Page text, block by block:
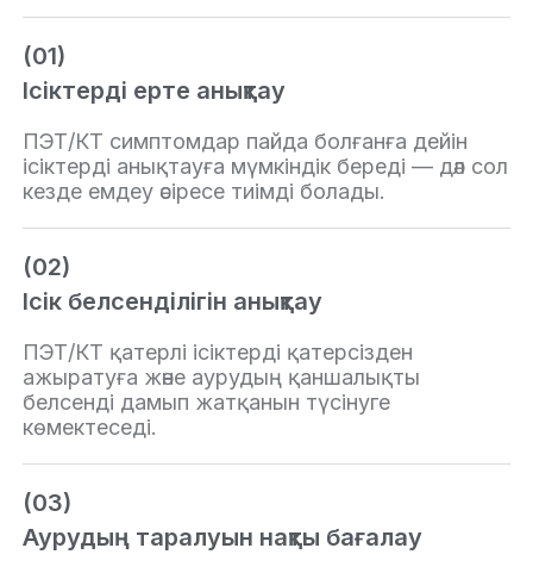
(01)
Ісіктерді ерте анықтау
ПЭТ/КТ симптомдар пайда болғанға дейін
ісіктерді анықтауға мүмкіндік береді — дәл сол
кезде емдеу әсіресе тиімді болады.
(02)
Ісік белсенділігін анықтау
ПЭТ/КТ қатерлі ісіктерді қатерсізден
ажыратуға және аурудың қаншалықты
белсенді дамып жатқанын түсінуге
көмектеседі.
(03)
Аурудың таралуын нақты бағалау